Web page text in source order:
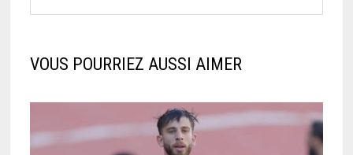
VOUS POURRIEZ AUSSI AIMER